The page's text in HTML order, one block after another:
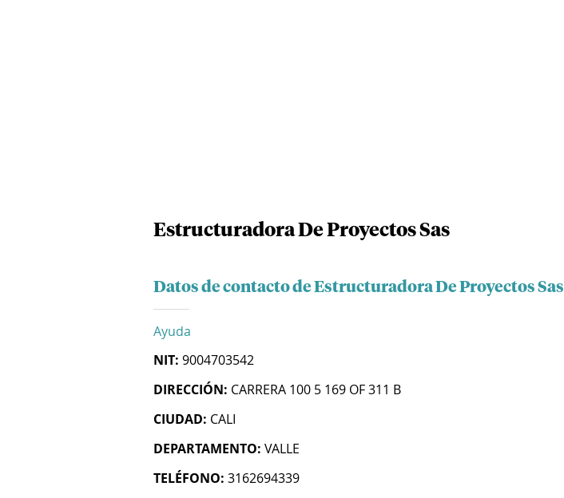
Estructuradora De Proyectos Sas
Datos de contacto de Estructuradora De Proyectos Sas
Ayuda
NIT: 9004703542
DIRECCIÓN: CARRERA 100 5 169 OF 311 B
CIUDAD: CALI
DEPARTAMENTO: VALLE
TELÉFONO: 3162694339